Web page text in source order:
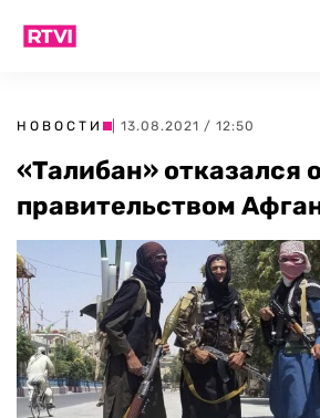
НОВОСТИ | 13.08.2021 / 12:50
«Талибан» отказался
правительством